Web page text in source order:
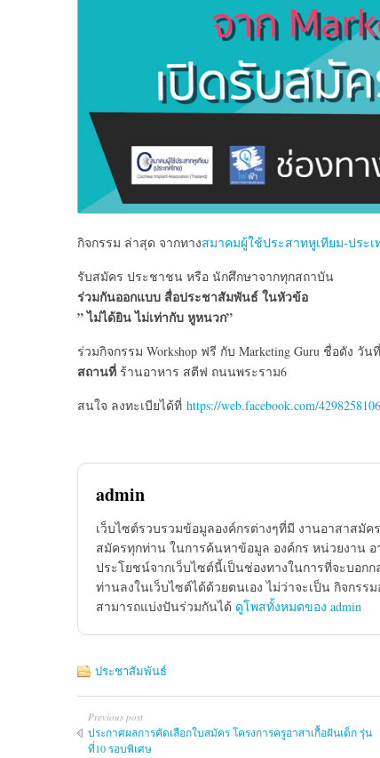
กิจกรรม ล่าสุด จากทางสมาคมผู้ใช้ประสาทหูเทียม-ประเ
รับสมัคร ประชาชน หรือ นักศึกษาจากทุกสถาบัน
ร่วมกันออกแบบ สื่อประชาสัมพันธ์ ในหัวข้อ
” ไม่ได้ยิน ไม่เท่ากับ หูหนวก”
ร่วมกิจกรรม Workshop ฟรี กับ Marketing Guru ชื่อดัง วัน
สถานที่ ร้านอาหาร สตีฟ ถนนพระราม6
สนใจ ลงทะเบียได้ที่ https://web.facebook.com/
admin
เว็บไซต์รวบรวมข้อมูลองค์กรต่างๆที่มี งานอาสาสมั
สมัครทุกท่าน ในการค้นหาข้อมูล องค์กร หน่วยงาน
ประโยชน์จากเว็บไซต์นี้เป็นช่องทางในการที่จะบอ
ท่านลงในเว็บไซต์ได้ด้วยตนเอง ไม่ว่าจะเป็น กิจกร
สามารถแบ่งปันร่วมกันได้ ดูโพสทั้งหมดของ admin
ประชาสัมพันธ์
Previous post
ประกาศผลการคัดเลือกใบสมัคร โครงการครูอาสาเกื้อฝันเด็ก รุ่น
ที่10 รอบพิเศษ